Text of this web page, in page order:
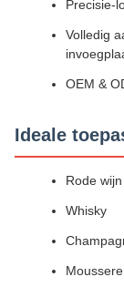
Precisie-
Volledig
OEM &
Ideale
Rode wijn
Whisky